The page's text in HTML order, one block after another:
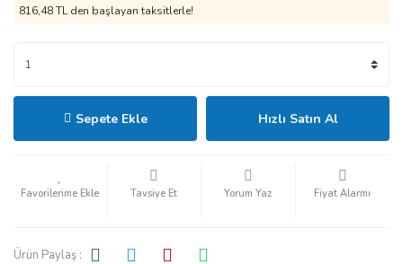
816,48 TL den başlayan taksitlerle!
Sepete Ekle Hızlı Satın Al
Tavsiye Et Yorum Yaz Fiyat Alarmı
Ürün Paylaş :